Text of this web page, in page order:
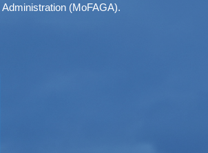
(MoFAGA).